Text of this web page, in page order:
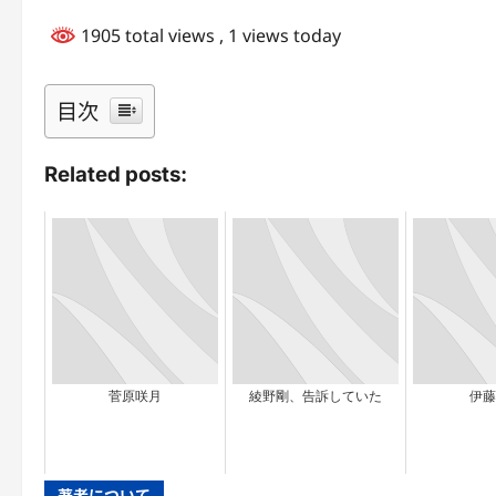
1905 total views , 1 views today
目次
Related posts:
菅原咲月 綾野剛、告訴していた 伊